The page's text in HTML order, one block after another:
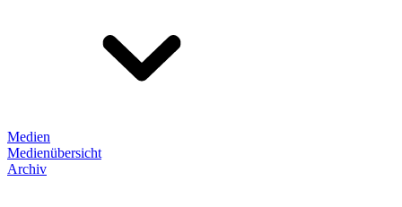
Medien
Medienübersicht
Archiv